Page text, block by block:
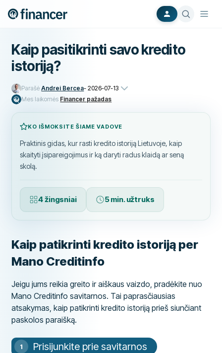
Kaip pasitikrinti savo kredito
istoriją?
Parašė Andrei Bercea-2026-07-13
Mes laikomės Financer pažadas
KO IŠMOKSITE ŠIAME VADOVE
Praktinis gidas, kur rasti kredito istoriją Lietuvoje, kaip
skaityti įsipareigojimus ir ką daryti radus klaidą ar seną
skolą.
4 žingsniai 5 min. užtruks
Kaip patikrinti kredito istoriją per
Mano Creditinfo
Jeigu jums reikia greito ir aiškaus vaizdo, pradėkite nuo
Mano Creditinfo savitarnos. Tai paprasčiausias
atsakymas, kaip patikrinti kredito istoriją prieš siunčiant
paskolos paraišką.
Prisijunkite prie savitarnos